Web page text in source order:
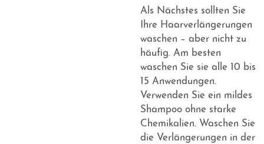
Als Nächstes sollten Sie
Ihre Haarverlängerungen
waschen – aber nicht zu
häufig. Am besten
waschen Sie sie alle 10 bis
15 Anwendungen.
Verwenden Sie ein mildes
Shampoo ohne starke
Chemikalien. Waschen Sie
die Verlängerungen in der